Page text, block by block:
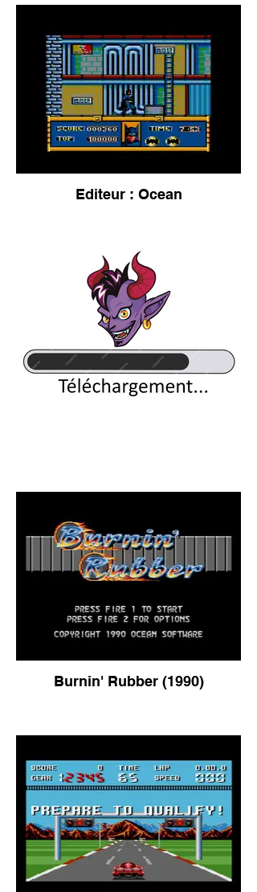
Editeur : Ocean
Burnin' Rubber (1990)